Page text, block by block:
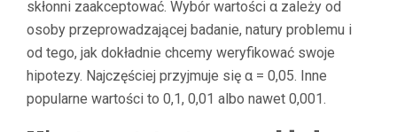
skłonni zaakceptować. Wybór wartości α zależy od
osoby przeprowadzającej badanie, natury problemu i
od tego, jak dokładnie chcemy weryfikować swoje
hipotezy. Najczęściej przyjmuje się α = 0,05. Inne
popularne wartości to 0,1, 0,01 albo nawet 0,001.